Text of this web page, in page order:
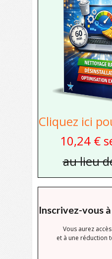
Cliquez ici
10,24 €
au lieu
Inscrivez-vous
Vous aurez
et à une réduction